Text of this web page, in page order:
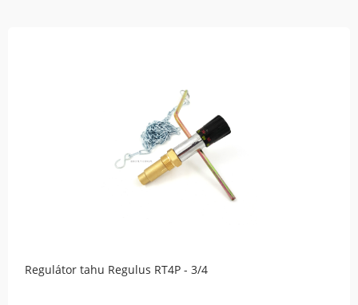
Regulátor tahu Regulus RT4P - 3/4